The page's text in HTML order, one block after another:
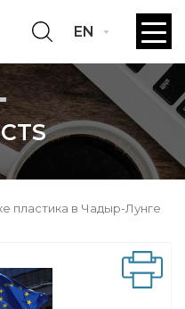
EN
пластика в Чадыр-Лунге